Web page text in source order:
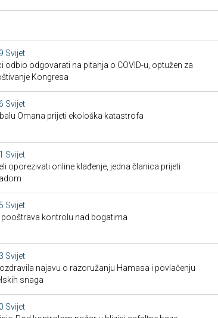
Svijet
odbio odgovarati na pitanja o COVID-u, optužen za
Kongresa
Svijet
Omana prijeti ekološka katastrofa
Svijet
oporezivati online klađenje, jedna članica prijeti
Svijet
pooštrava kontrolu nad bogatima
Svijet
najavu o razoružanju Hamasa i povlačenju
snaga
Svijet